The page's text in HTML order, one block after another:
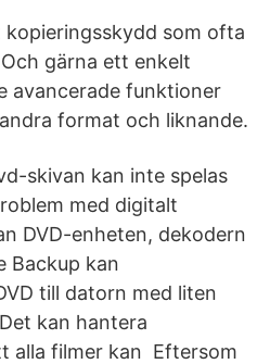
kopieringsskydd som ofta
gärna ett enkelt
avancerade funktioner
format och liknande.
skivan kan inte spelas
med digitalt
DVD-enheten, dekodern
Backup kan
till datorn med liten
kan hantera
alla filmer kan Eftersom